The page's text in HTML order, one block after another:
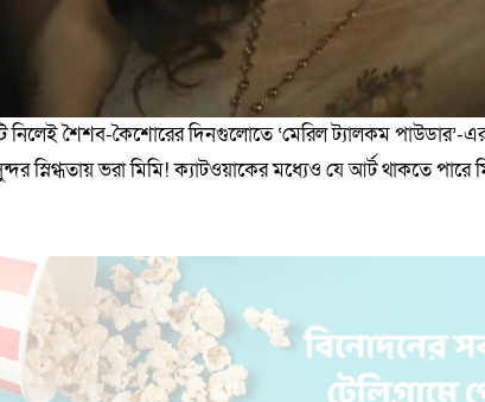
নিলেই শৈশব-কৈশোরের দিনগুলোতে ‘মেরিল ট্যালকম পাউডার’-
স্নিগ্ধতায় ভরা মিমি! ক্যাটওয়াকের মধ্যেও যে আর্ট থাকতে পারে